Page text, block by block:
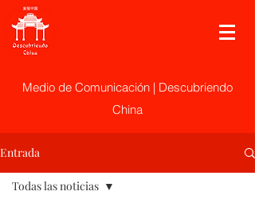
Medio de Comunicación | Descubriendo
China
Entrada
Todas las noticias